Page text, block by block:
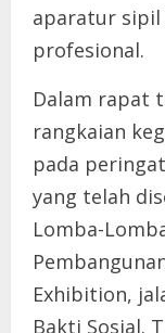
aparatur sipil
profesional.
Dalam rapat
rangkaian
pada
yang telah
Lomba-
Exhibition,
Bakti Sosial.